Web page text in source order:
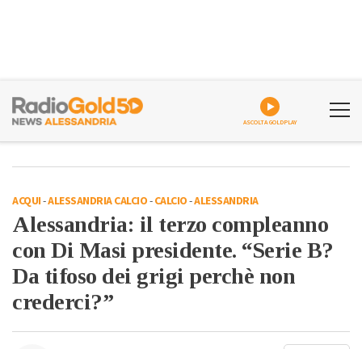
ASCOLTA GOLDPLAY
ACQUI-ALESSANDRIA CALCIO-CALCIO-ALESSANDRIA
Alessandria: il terzo compleanno
con Di Masi presidente. “Serie B?
Da tifoso dei grigi perchè non
crederci?”